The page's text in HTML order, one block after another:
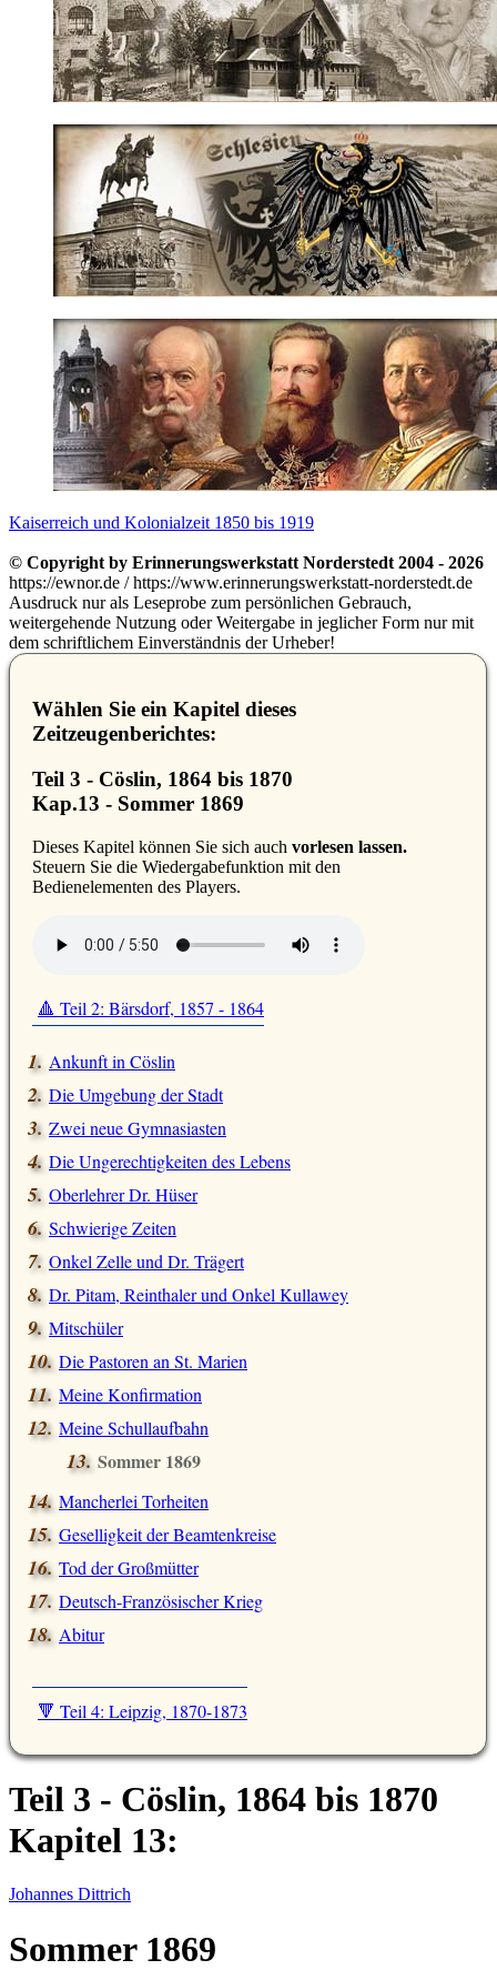
Kaiserreich und Kolonialzeit 1850 bis 1919
© Copyright by Erinnerungswerkstatt Norderstedt 2004 - 2026
https://ewnor.de / https://www.erinnerungswerkstatt-norderstedt.de
Ausdruck nur als Leseprobe zum persönlichen Gebrauch,
weitergehende Nutzung oder Weitergabe in jeglicher Form nur mit
dem schriftlichem Einverständnis der Urheber!
Wählen Sie ein Kapitel dieses
Zeitzeugenberichtes:
Teil 3 - Cöslin, 1864 bis 1870
Kap.13 - Sommer 1869
Dieses Kapitel können Sie sich auch vorlesen lassen.
Steuern Sie die Wiedergabefunktion mit den
Bedienelementen des Players.
🔺 Teil 2: Bärsdorf, 1857 - 1864
Ankunft in Cöslin
Die Umgebung der Stadt
Zwei neue Gymnasiasten
Die Ungerechtigkeiten des Lebens
Oberlehrer Dr. Hüser
Schwierige Zeiten
Onkel Zelle und Dr. Trägert
Dr. Pitam, Reinthaler und Onkel Kullawey
Mitschüler
Die Pastoren an St. Marien
Meine Konfirmation
Meine Schullaufbahn
Sommer 1869
Mancherlei Torheiten
Geselligkeit der Beamtenkreise
Tod der Großmütter
Deutsch-Französischer Krieg
Abitur
🔻 Teil 4: Leipzig, 1870-1873
Teil 3 - Cöslin, 1864 bis 1870
Kapitel 13:
Johannes Dittrich
Sommer 1869